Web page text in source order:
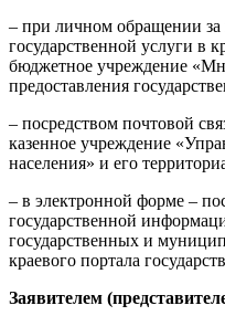
– при личном обращении за
государственной услуги в
бюджетное учреждение
предоставления
– посредством почтовой
казенное учреждение
населения» и его
– в электронной форме –
государственной
государственных и
краевого портала
Заявителем